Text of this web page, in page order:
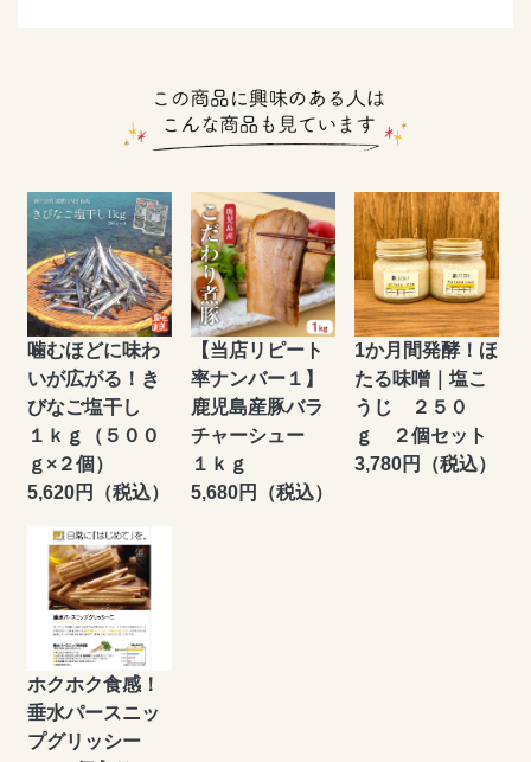
噛むほどに味わ
いが広がる！き
びなご塩干し
１ｋｇ（５００
ｇ×２個）
5,620円（税込）
【当店リピート
率ナンバー１】
鹿児島産豚バラ
チャーシュー
１ｋｇ
5,680円（税込）
1か月間発酵！ほ
たる味噌｜塩こ
うじ ２５０
ｇ ２個セット
3,780円（税込）
ホクホク食感！
垂水パースニッ
プグリッシー